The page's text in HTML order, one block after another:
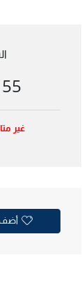
55 USD
غير
أضف